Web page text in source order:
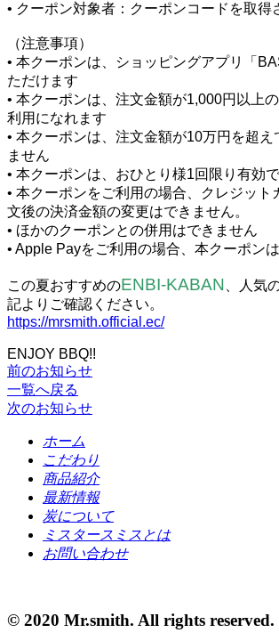
• クーポン対象者：クーポンコードを取得
（注意事項）
• 本クーポンは、ショッピングアプリ「
ただけます
• 本クーポンは、注文金額が1,000円以上
利用になれます
• 本クーポンは、注文金額が10万円を超え
ません
• 本クーポンは、おひとり様1回限り有効
• 本クーポンをご利用の場合、クレジット
文後の決済金額の変更はできません。
• ほかのクーポンとの併用はできません
• Apple Payをご利用の場合、本クーポン
この夏おすすめのENBI‐KABAN 、人気
記よりご確認ください。
https://mrsmith.official.ec/
ENJOY BBQ!!
前のお知らせ
一覧へ戻る
次のお知らせ
ホーム
こだわり
商品紹介
最新情報
炭について
ミスタースミスとは
お問い合わせ
©️ 2020 Mr.smith. All rights reserved.